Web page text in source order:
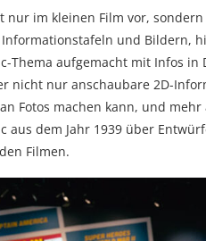
nur im kleinen Film vor,
und Bildern,
Thema aufgemacht mit Infos
nicht nur anschaubare 2D-
Fotos machen kann, und
aus dem Jahr 1939 über
Filmen.